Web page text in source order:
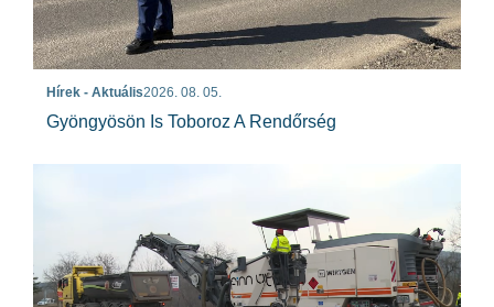
Hírek - Aktuális2026. 08. 05.
Gyöngyösön Is Toboroz A Rendőrség